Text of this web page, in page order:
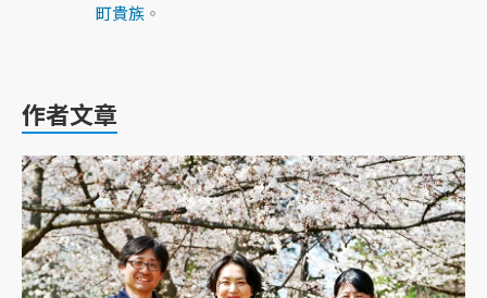
町貴族 。
作者文章